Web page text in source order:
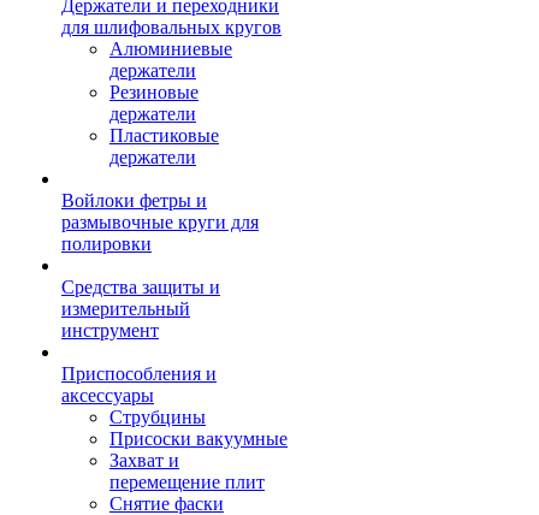
Держатели и переходники
для шлифовальных кругов
Алюминиевые
держатели
Резиновые
держатели
Пластиковые
держатели
Войлоки фетры и
размывочные круги для
полировки
Средства защиты и
измерительный
инструмент
Приспособления и
аксессуары
Струбцины
Присоски вакуумные
Захват и
перемещение плит
Снятие фаски